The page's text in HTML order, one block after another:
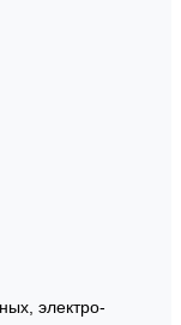
электро-